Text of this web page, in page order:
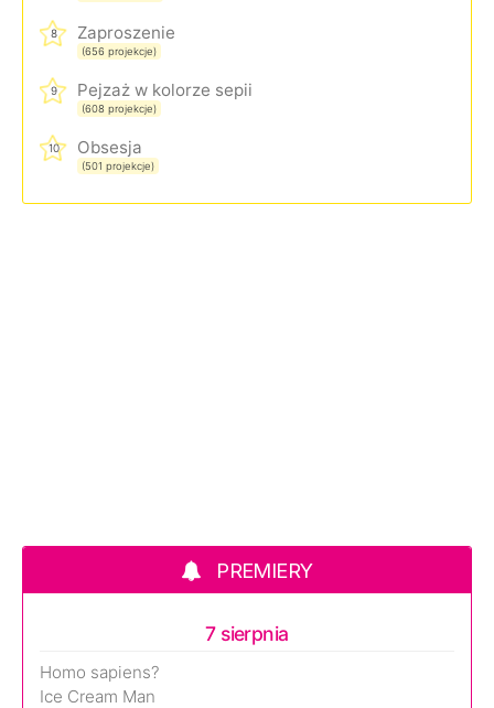
8 Zaproszenie
(656 projekcje)
9 Pejzaż w kolorze sepii
(608 projekcje)
10 Obsesja
(501 projekcje)
PREMIERY
7 sierpnia
Homo sapiens?
Ice Cream Man